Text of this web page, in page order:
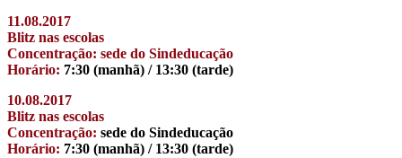
11.08.2017
Blitz nas escolas
Concentração: sede do Sindeducação
Horário: 7:30 (manhã) / 13:30 (tarde)
10.08.2017
Blitz nas escolas
Concentração: sede do Sindeducação
Horário: 7:30 (manhã) / 13:30 (tarde)